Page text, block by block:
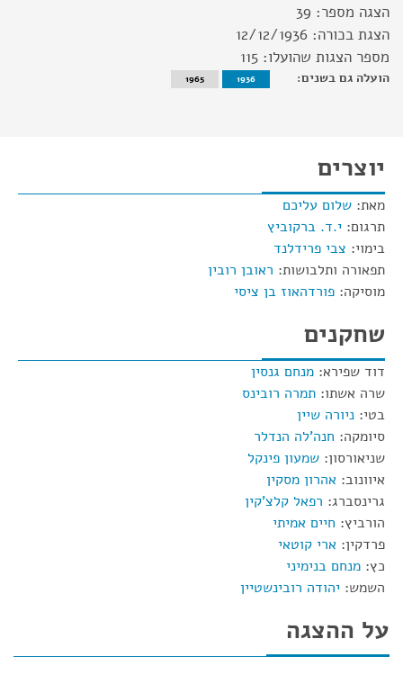
הצגה מספר: 39
הצגת בכורה: 12/12/1936
מספר הצגות שהועלו: 115
הועלה גם בשנים: 1936
1965
יוצרים
מאת: שלום עליכם
תרגום: י.ד. ברקוביץ
בימוי: צבי פרידלנד
תפאורה ותלבושות: ראובן רובין
מוסיקה: פורדהאוז בן ציסי
שחקנים
דוד שפירא: מנחם גנסין
שרה אשתו: תמרה רובינס
בטי: ניורה שיין
סיומקה: חנה'לה הנדלר
שניאורסון: שמעון פינקל
איוונוב: אהרון מסקין
גרינסברג: רפאל קלצ'קין
הורביץ: חיים אמיתי
פרדקין: ארי קוטאי
כץ: מנחם בנימיני
השמש: יהודה רובינשטיין
על ההצגה